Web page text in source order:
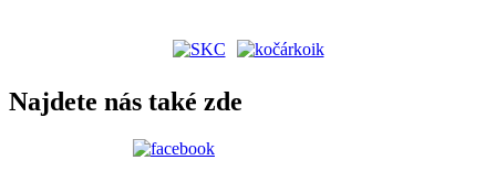
Najdete nás také zde